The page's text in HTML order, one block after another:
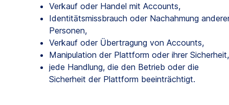
Verkauf oder Handel mit Accounts,
Identitätsmissbrauch oder Nachahmung
Personen,
Verkauf oder Übertragung von Accounts,
Manipulation der Plattform oder ihrer Sicherheit,
jede Handlung, die den Betrieb oder die
Sicherheit der Plattform beeinträchtigt.